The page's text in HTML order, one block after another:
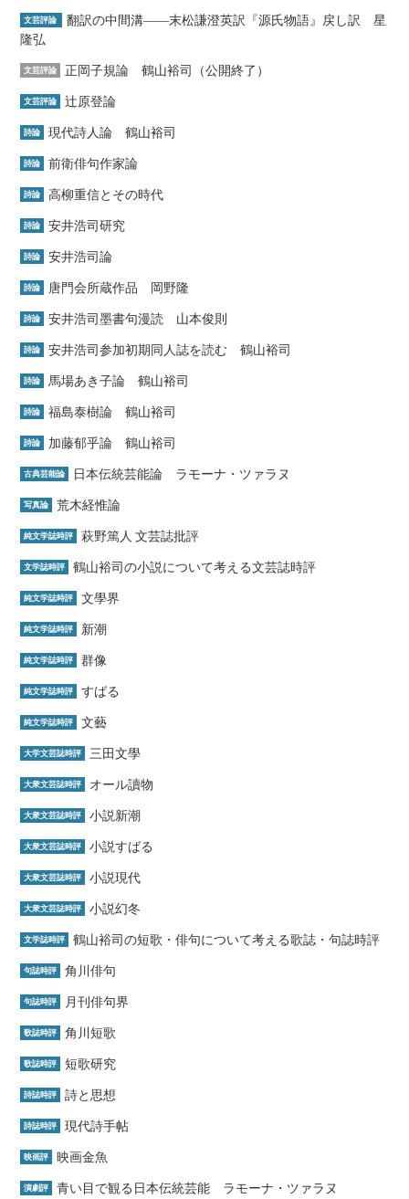
文芸評論
翻訳の中間溝――末松謙澄英訳『源氏物語』戻し訳 星
隆弘
文芸評論 正岡子規論 鶴山裕司（公開終了）
文芸評論 辻原登論
詩論 現代詩人論 鶴山裕司
詩論 前衛俳句作家論
詩論 高柳重信とその時代
詩論 安井浩司研究
詩論 安井浩司論
詩論 唐門会所蔵作品 岡野隆
詩論 安井浩司墨書句漫読 山本俊則
詩論 安井浩司参加初期同人誌を読む 鶴山裕司
詩論 馬場あき子論 鶴山裕司
詩論 福島泰樹論 鶴山裕司
詩論 加藤郁乎論 鶴山裕司
古典芸能論 日本伝統芸能論 ラモーナ・ツァラヌ
写真論 荒木経惟論
純文学誌時評 萩野篤人 文芸誌批評
文学誌時評 鶴山裕司の小説について考える文芸誌時評
純文学誌時評 文學界
純文学誌時評 新潮
純文学誌時評 群像
純文学誌時評 すばる
純文学誌時評 文藝
大学文芸誌時評 三田文學
大衆文芸誌時評 オール讀物
大衆文芸誌時評 小説新潮
大衆文芸誌時評 小説すばる
大衆文芸誌時評 小説現代
大衆文芸誌時評 小説幻冬
文学誌時評 鶴山裕司の短歌・俳句について考える歌誌・句誌時評
句誌時評 角川俳句
句誌時評 月刊俳句界
歌誌時評 角川短歌
歌誌時評 短歌研究
詩誌時評 詩と思想
詩誌時評 現代詩手帖
映画評 映画金魚
演劇評 青い目で観る日本伝統芸能 ラモーナ・ツァラヌ